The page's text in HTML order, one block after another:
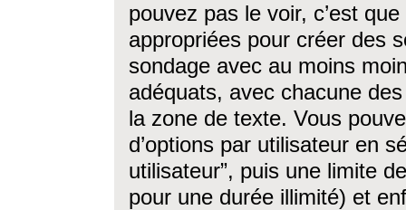
pouvez pas le voir, c’est
appropriées pour créer des
sondage avec au moins
adéquats, avec chacune
la zone de texte. Vous
d’options par utilisateur en
utilisateur”, puis une limite
pour une durée illimité) et